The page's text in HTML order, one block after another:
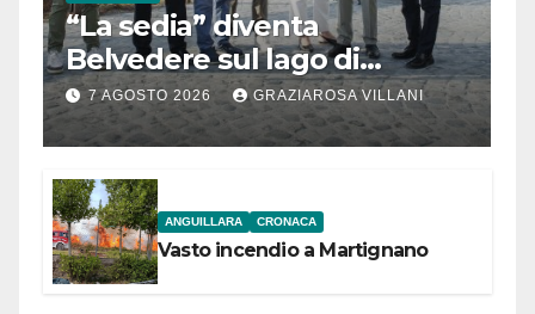
“La sedia” diventa
Belvedere sul lago di
Bracciano: ieri
l’inaugurazione
7 AGOSTO 2026 GRAZIAROSA VILLANI
ANGUILLARA CRONACA
Vasto incendio a Martignano